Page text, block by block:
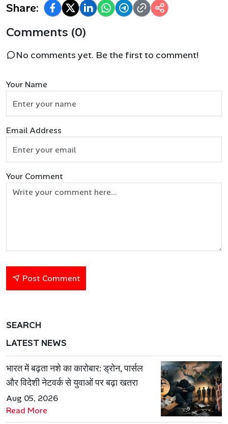
Share:
Comments (0)
No comments yet. Be the first to comment!
Your Name
Email Address
Your Comment
Post Comment
SEARCH
LATEST NEWS
भारत में बढ़ता नशे का कारोबार: ड्रोन, पार्सल
और विदेशी नेटवर्क से युवाओं पर बढ़ा खतरा
Aug 05, 2026
Read More